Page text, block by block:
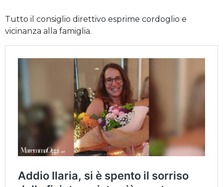
Tutto il consiglio direttivo esprime cordoglio e
vicinanza alla famiglia.